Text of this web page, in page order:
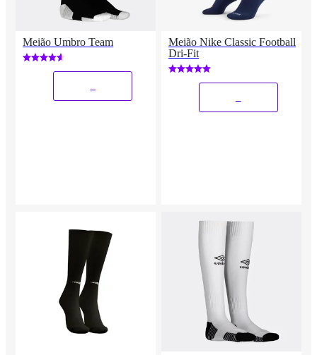
Meião Umbro Team
Meião Nike Classic Football
Dri-Fit